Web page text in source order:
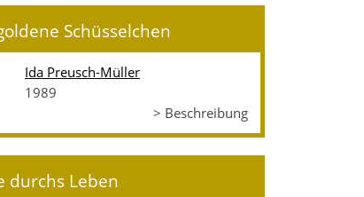
Schüsselchen
Ida Preusch-Müller
1989
> Beschreibung
durchs Leben